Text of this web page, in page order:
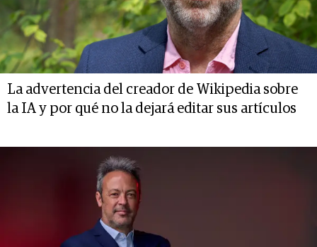
La advertencia del creador de Wikipedia sobre
la IA y por qué no la dejará editar sus artículos